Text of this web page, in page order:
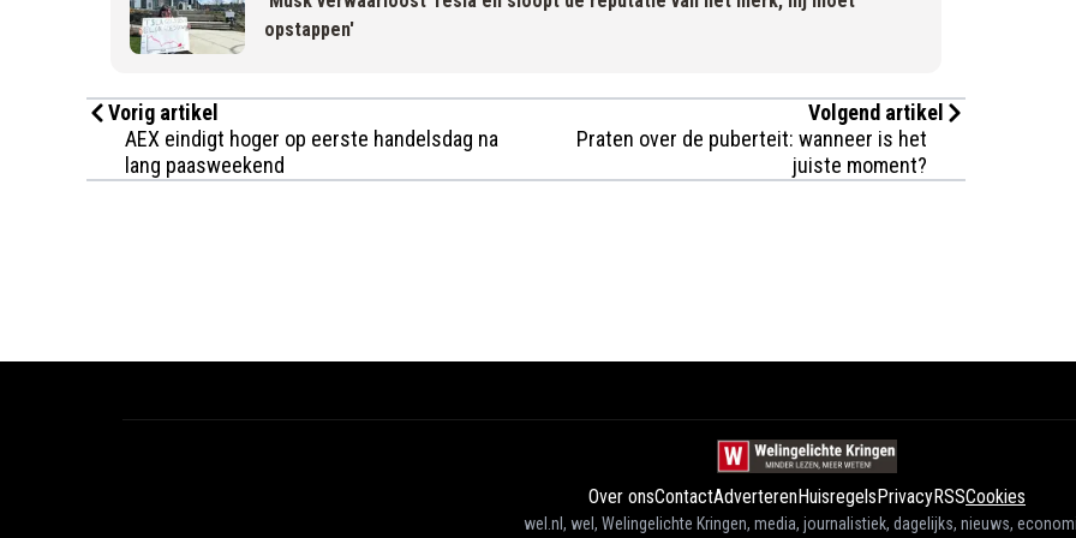
opstappen'
Vorig artikel
AEX eindigt hoger op eerste handelsdag na
lang paasweekend
Volgend artikel
Praten over de puberteit: wanneer is het
juiste moment?
Over onsContactAdverterenHuisregels PrivacyRSSCookies
wel.nl, wel, Welingelichte Kringen, media, journalistiek, dagelijks, nieuws,